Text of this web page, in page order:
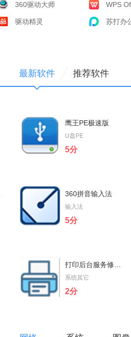
360驱动大师
驱动精灵
WPS
苏打办
最新软件 推荐软件
鹰王PE极速版
U盘PE
5分
鹰王PE极速版
鹰王PE极速版 全新的安装程序，
处处彰显品质，内置很多实用工
具、U盘制作速度快、极速进入
立即下载
360拼音输入法
输入法
5分
360手心输入法是一款无广告的输
入法，极致简约、知你所想、卓越
非凡的输入法。...
立即下载
系统其它
2分